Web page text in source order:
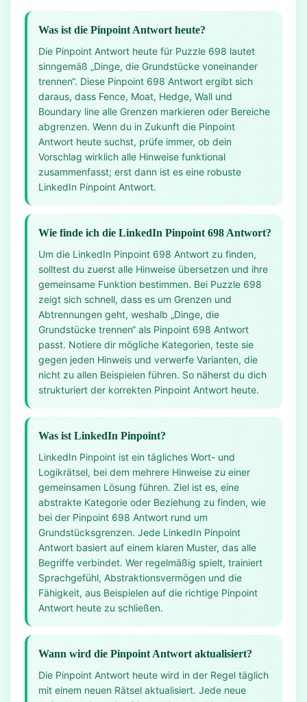
Was ist die Pinpoint Antwort heute?
Die Pinpoint Antwort heute für Puzzle 698 lautet
sinngemäß „Dinge, die Grundstücke voneinander
trennen“. Diese Pinpoint 698 Antwort ergibt sich
daraus, dass Fence, Moat, Hedge, Wall und
Boundary line alle Grenzen markieren oder Bereiche
abgrenzen. Wenn du in Zukunft die Pinpoint
Antwort heute suchst, prüfe immer, ob dein
Vorschlag wirklich alle Hinweise funktional
zusammenfasst; erst dann ist es eine robuste
LinkedIn Pinpoint Antwort.
Wie finde ich die LinkedIn Pinpoint 698 Antwort?
Um die LinkedIn Pinpoint 698 Antwort zu finden,
solltest du zuerst alle Hinweise übersetzen und ihre
gemeinsame Funktion bestimmen. Bei Puzzle 698
zeigt sich schnell, dass es um Grenzen und
Abtrennungen geht, weshalb „Dinge, die
Grundstücke trennen“ als Pinpoint 698 Antwort
passt. Notiere dir mögliche Kategorien, teste sie
gegen jeden Hinweis und verwerfe Varianten, die
nicht zu allen Beispielen führen. So näherst du dich
strukturiert der korrekten Pinpoint Antwort heute.
Was ist LinkedIn Pinpoint?
LinkedIn Pinpoint ist ein tägliches Wort- und
Logikrätsel, bei dem mehrere Hinweise zu einer
gemeinsamen Lösung führen. Ziel ist es, eine
abstrakte Kategorie oder Beziehung zu finden, wie
bei der Pinpoint 698 Antwort rund um
Grundstücksgrenzen. Jede LinkedIn Pinpoint
Antwort basiert auf einem klaren Muster, das alle
Begriffe verbindet. Wer regelmäßig spielt, trainiert
Sprachgefühl, Abstraktionsvermögen und die
Fähigkeit, aus Beispielen auf die richtige Pinpoint
Antwort heute zu schließen.
Wann wird die Pinpoint Antwort aktualisiert?
Die Pinpoint Antwort heute wird in der Regel täglich
mit einem neuen Rätsel aktualisiert. Jede neue